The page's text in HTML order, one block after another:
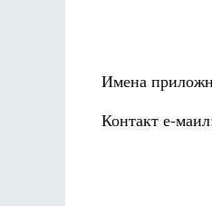
Имена
Контакт е-